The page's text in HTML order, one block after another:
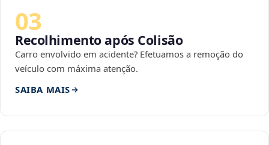
03
Recolhimento após Colisão
Carro envolvido em acidente? Efetuamos a remoção do
veículo com máxima atenção.
SAIBA MAIS